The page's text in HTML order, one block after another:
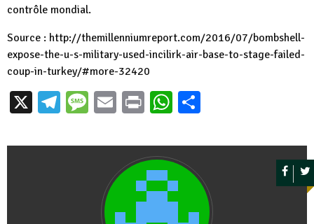
contrôle mondial.
Source : http://themillenniumreport.com/2016/07/bombshell-
expose-the-u-s-military-used-incilirk-air-base-to-stage-failed-
coup-in-turkey/#more-32420
X Telegram
Message
EmailPrintWhatsApp